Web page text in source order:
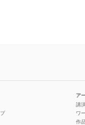
ア
講
ワ
作